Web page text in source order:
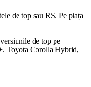
de top sau RS. Pe piața
de top pe
Toyota Corolla Hybrid,